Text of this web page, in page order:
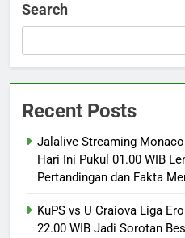
Search
Recent Posts
Jalalive Streaming
Hari Ini Pukul 01.00 WIB
Pertandingan dan Fakta
KuPS vs U Craiova Liga
22.00 WIB Jadi Sorotan